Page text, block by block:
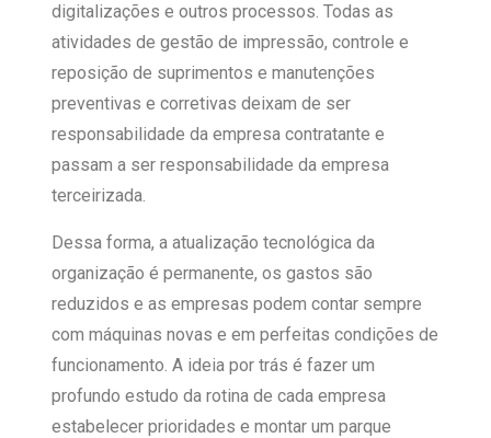
digitalizações e outros processos. Todas as
atividades de gestão de impressão, controle e
reposição de suprimentos e manutenções
preventivas e corretivas deixam de ser
responsabilidade da empresa contratante e
passam a ser responsabilidade da empresa
terceirizada.
Dessa forma, a atualização tecnológica da
organização é permanente, os gastos são
reduzidos e as empresas podem contar sempre
com máquinas novas e em perfeitas condições de
funcionamento. A ideia por trás é fazer um
profundo estudo da rotina de cada empresa
estabelecer prioridades e montar um parque